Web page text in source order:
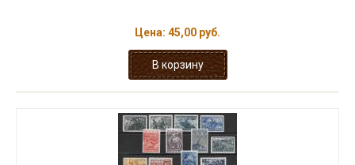
Цена: 45,00 руб.